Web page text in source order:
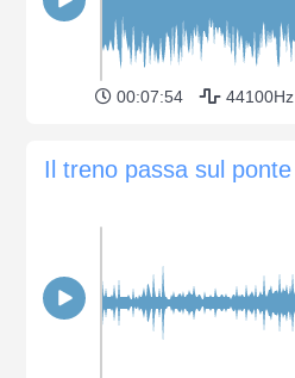
00:07:54 44100Hz
Il treno passa sul ponte